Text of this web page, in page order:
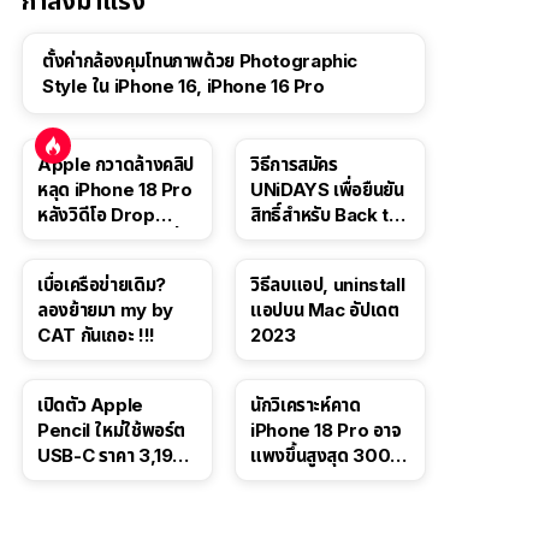
ตั้งค่ากล้องคุมโทนภาพด้วย Photographic
Style ใน iPhone 16, iPhone 16 Pro
Apple กวาดล้างคลิป
หลุด iPhone 18 Pro
หลังวิดีโอ Drop
วิธีการสมัคร
UNiDAYS เพื่อยืนยัน
สิทธิ์สำหรับ Back to
เบื่อเครือข่ายเดิม?
ลองย้ายมา my by
CAT กันเถอะ !!!
วิธีลบแอป, uninstall
แอปบน Mac อัปเดต
2023
เปิดตัว Apple
Pencil ใหม่ใช้พอร์ต
USB-C ราคา 3,190
นักวิเคราะห์คาด
iPhone 18 Pro อาจ
แพงขึ้นสูงสุด 300